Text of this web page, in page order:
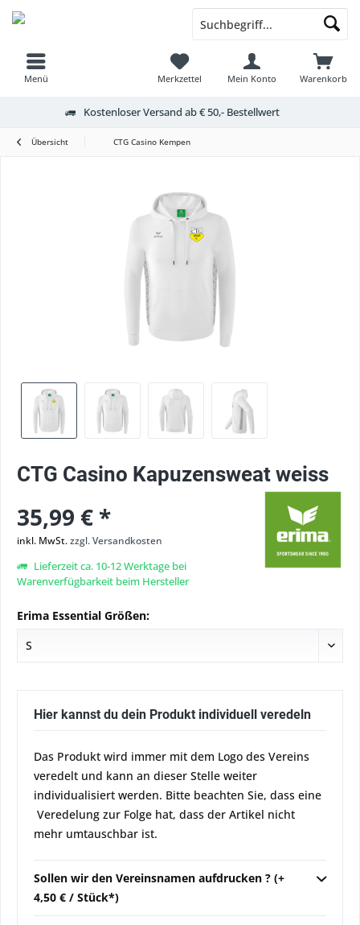
Menü Warenkorb
Merkzettel Mein Konto
Kostenloser Versand ab € 50,- Bestellwert
Übersicht CTG Casino Kempen
CTG Casino Kapuzensweat weiss
35,99 € *
inkl. MwSt.zzgl. Versandkosten
Lieferzeit ca. 10-12 Werktage bei
Warenverfügbarkeit beim Hersteller
Erima Essential Größen:
Hier kannst du dein Produkt individuell veredeln
Das Produkt wird immer mit dem Logo des Vereins
veredelt und kann an dieser Stelle weiter
individualisiert werden. Bitte beachten Sie, dass eine
Veredelung zur Folge hat, dass der Artikel nicht
mehr umtauschbar ist.
Sollen wir den Vereinsnamen aufdrucken ? (+
4,50 € / Stück*)